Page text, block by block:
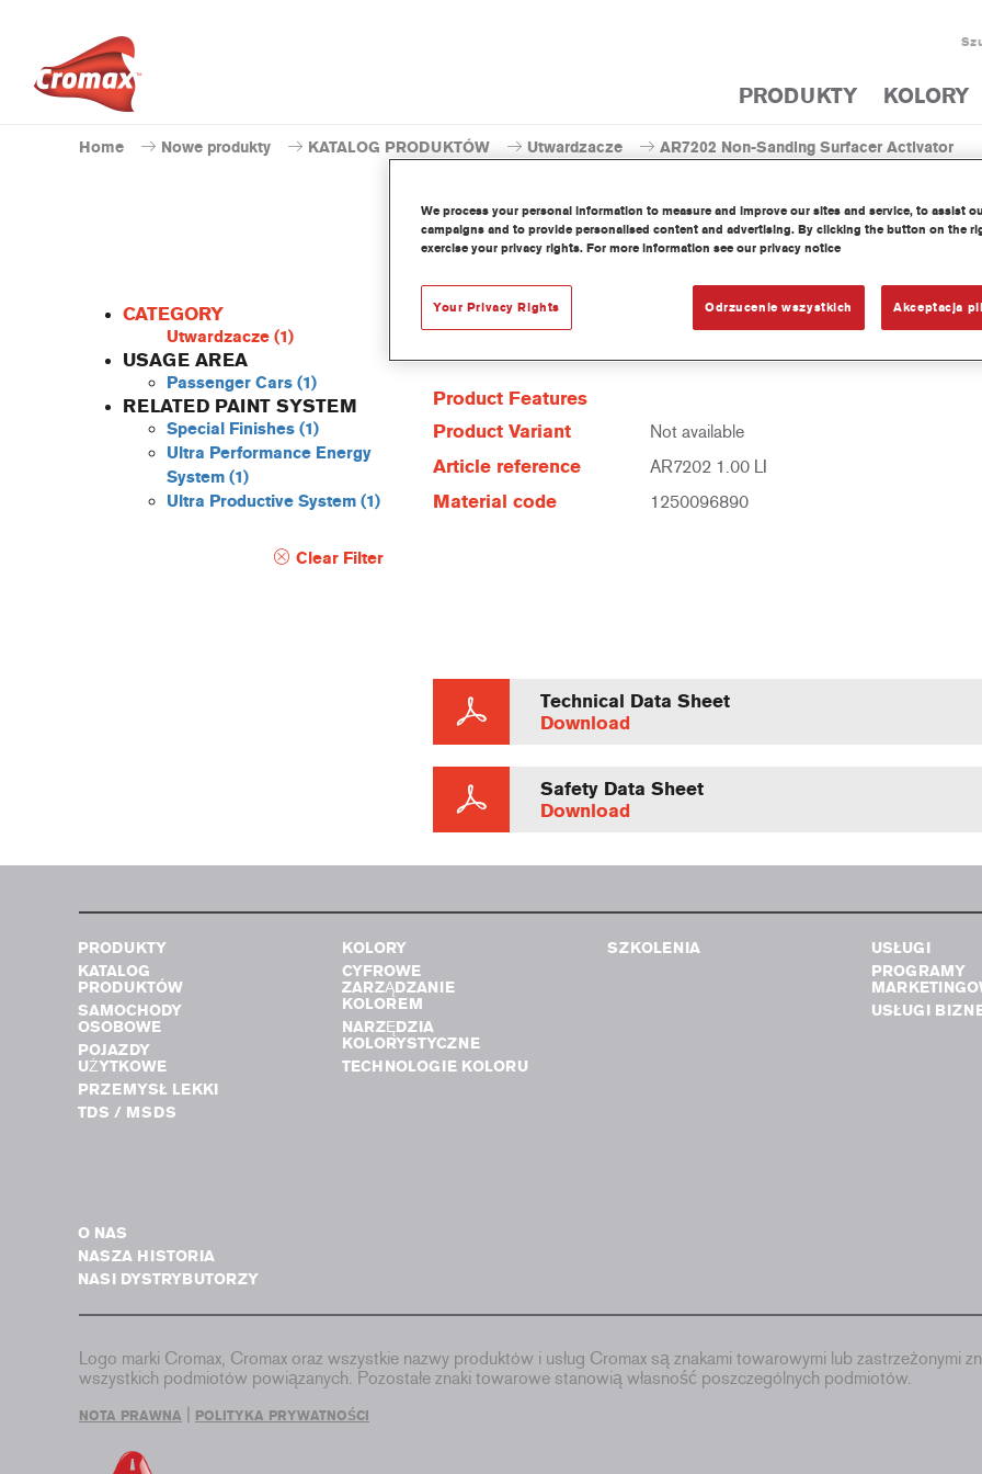
PRODUKTY KOLORY
Home Nowe produkty KATALOG PRODUKTÓW Utwardzacze AR7202 Non-Sanding Surfacer Activator
CATEGORY
Utwardzacze (1)
USAGE AREA
Passenger Cars (1)
RELATED PAINT SYSTEM
Special Finishes (1)
Ultra Performance Energy
System (1)
Ultra Productive System (1)
Clear Filter
AR7202 Non-Sanding
Product Features
Product Variant
Not available
Article reference AR7202 1.00 LI
Material code 1250096890
Technical Data Sheet
Download
Safety Data Sheet
Download
PRODUKTY
KATALOG
PRODUKTÓW
SAMOCHODY
OSOBOWE
POJAZDY
UŻYTKOWE
PRZEMYSŁ LEKKI
TDS / MSDS
KOLORY
CYFROWE
ZARZĄDZANIE
KOLOREM
NARZĘDZIA
KOLORYSTYCZNE
TECHNOLOGIE KOLORU
SZKOLENIA
USŁUGI
PROGRAMY
USŁUGI
O NAS
NASZA HISTORIA
NASI DYSTRYBUTORZY
Logo marki Cromax, Cromax oraz wszystkie nazwy produktów i usług Cromax są znakami towarowymi lub zastrzeżonymi
wszystkich podmiotów powiązanych. Pozostałe znaki towarowe stanowią własność poszczególnych podmiotów.
NOTA PRAWNA POLITYKA PRYWATNOŚCI
We process your personal information to measure and improve our sites and service, to assist
campaigns and to provide personalised content and advertising. By clicking the button on the
exercise your privacy rights. For more information see our privacy notice
Odrzucenie wszystkich Akceptacja
Your Privacy Rights